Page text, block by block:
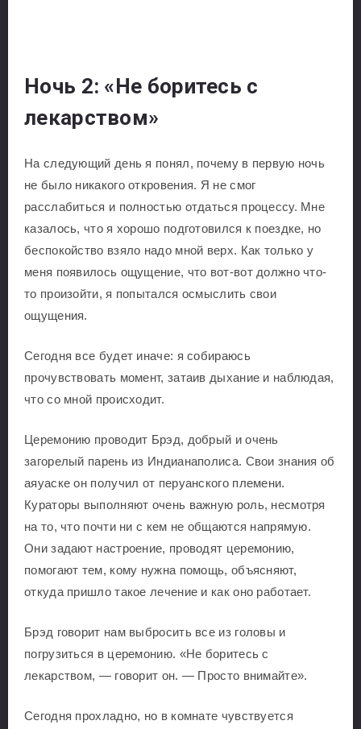
Ночь 2: «Не боритесь с
лекарством»
На следующий день я понял, почему в первую ночь
не было никакого откровения. Я не смог
расслабиться и полностью отдаться процессу. Мне
казалось, что я хорошо подготовился к поездке, но
беспокойство взяло надо мной верх. Как только у
меня появилось ощущение, что вот-вот должно что-
то произойти, я попытался осмыслить свои
ощущения.
Сегодня все будет иначе: я собираюсь
прочувствовать момент, затаив дыхание и наблюдая,
что со мной происходит.
Церемонию проводит Брэд, добрый и очень
загорелый парень из Индианаполиса. Свои знания об
аяуаске он получил от перуанского племени.
Кураторы выполняют очень важную роль, несмотря
на то, что почти ни с кем не общаются напрямую.
Они задают настроение, проводят церемонию,
помогают тем, кому нужна помощь, объясняют,
откуда пришло такое лечение и как оно работает.
Брэд говорит нам выбросить все из головы и
погрузиться в церемонию. «Не боритесь с
лекарством, — говорит он. — Просто внимайте».
Сегодня прохладно, но в комнате чувствуется